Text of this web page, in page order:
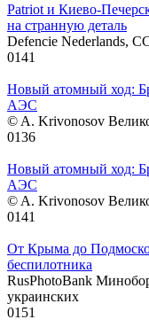
Patriot и Киево-
на странную деталь
Defencie Nederlands,
0141
Новый атомный ход:
АЭС
© A. Krivonosov
0136
Новый атомный ход:
АЭС
© A. Krivonosov
0141
От Крыма до
беспилотника
RusPhotoBank
украинских
0151